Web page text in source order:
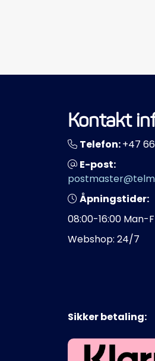
Kontakt
Telefon:+47
E-post:
Åpningstider:
08:00-16:00 Man-
Webshop: 24/7
Sikker betaling: